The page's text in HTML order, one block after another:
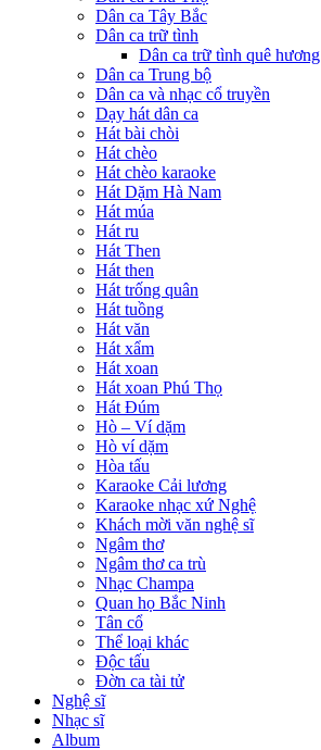
Dân ca Tây Bắc
Dân ca trữ tình
Dân ca trữ tình quê hương
Dân ca Trung bộ
Dân ca và nhạc cổ truyền
Dạy hát dân ca
Hát bài chòi
Hát chèo
Hát chèo karaoke
Hát Dặm Hà Nam
Hát múa
Hát ru
Hát Then
Hát then
Hát trống quân
Hát tuồng
Hát văn
Hát xẩm
Hát xoan
Hát xoan Phú Thọ
Hát Đúm
Hò – Ví dặm
Hò ví dặm
Hòa tấu
Karaoke Cải lương
Karaoke nhạc xứ Nghệ
Khách mời văn nghệ sĩ
Ngâm thơ
Ngâm thơ ca trù
Nhạc Champa
Quan họ Bắc Ninh
Tân cổ
Thể loại khác
Độc tấu
Đờn ca tài tử
Nghệ sĩ
Nhạc sĩ
Album